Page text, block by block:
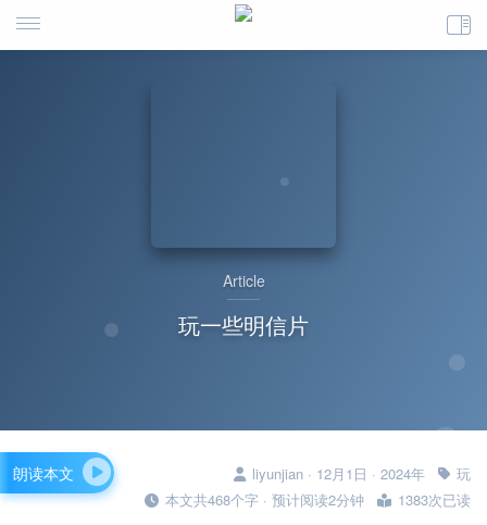
Article
玩一些明信片
liyunjian · 12月1日 · 2024年
玩
本文共468个字 · 预计阅读2分钟
1383次已读
朗读本文